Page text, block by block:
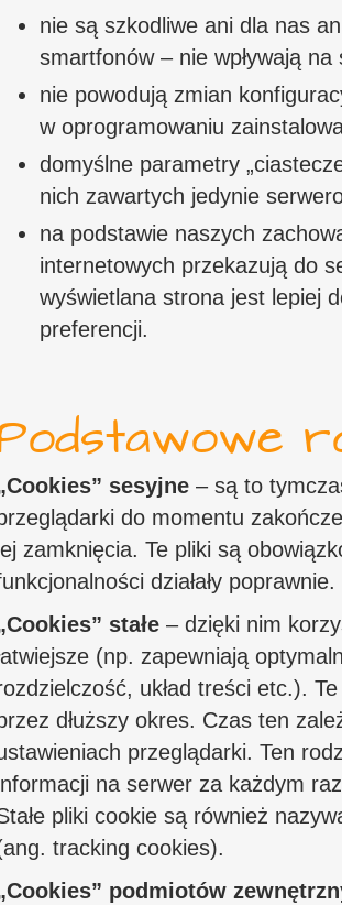
nie są szkodliwe ani dla nas
smartfonów – nie wpływają na
nie powodują zmian
w oprogramowaniu
domyślne parametry
nich zawartych jedynie
na podstawie naszych
internetowych przekazują do
wyświetlana strona jest lepiej
preferencji.
sesyjne – są to
do momentu
zamknięcia. Te pliki są
działały poprawnie.
stałe – dzięki nim
(np. zapewniają
układ treści etc.).
dłuższy okres. Czas ten
przeglądarki. Ten
na serwer za każdym
pliki cookie są również
tracking cookies).
podmiotów